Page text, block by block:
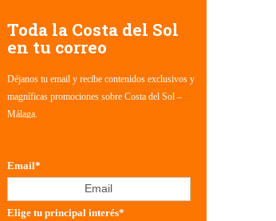
Toda la Costa del Sol
en tu correo
Déjanos tu email y recibe contenidos exclusivos y
magníficas promociones sobre Costa del Sol –
Málaga.
Email*
Elige tu principal interés*